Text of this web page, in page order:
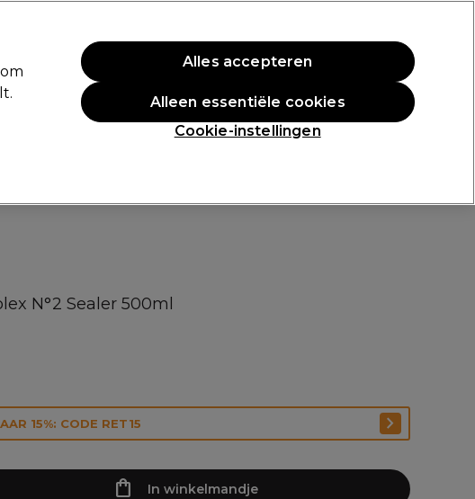
Aanmelden
producten Professionele Awards
N°2 Sealer 500ml
15%: CODE RET15
In winkelmandje
Cookie-instellingen
Alleen essentiële cookies
Alles accepteren